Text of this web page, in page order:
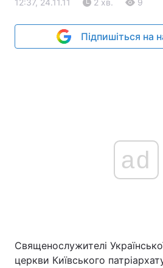
12:37, 24.11.11 2 хв. 9
Підпишіться на
ad
Священослужителі
церкви Київського